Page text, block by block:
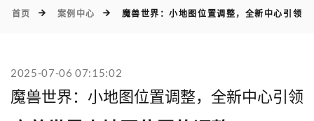
首页 案例中心 魔兽世界：小地图位置调整，全新中心引领
2025-07-06 07:15:02
魔兽世界：小地图位置调整，全新中心引领